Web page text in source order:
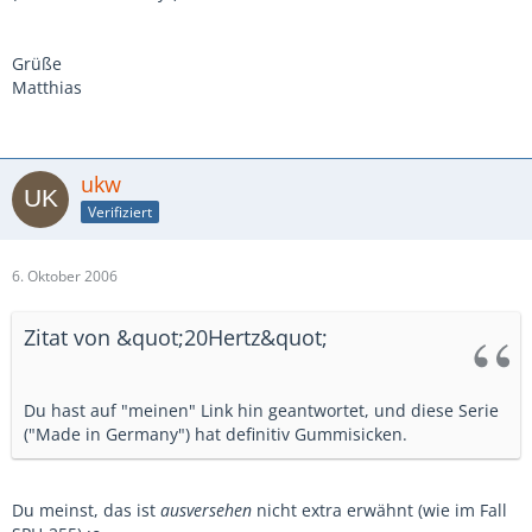
Grüße
Matthias
ukw
Verifiziert
6. Oktober 2006
Zitat von &quot;20Hertz&quot;
Du hast auf "meinen" Link hin geantwortet, und diese Serie
("Made in Germany") hat definitiv Gummisicken.
Du meinst, das ist ausversehen nicht extra erwähnt (wie im Fall